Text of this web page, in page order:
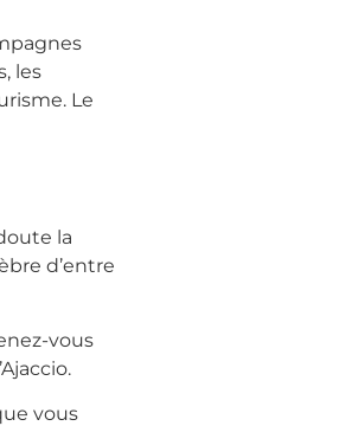
les
Le
la
d’entre
vous
vous